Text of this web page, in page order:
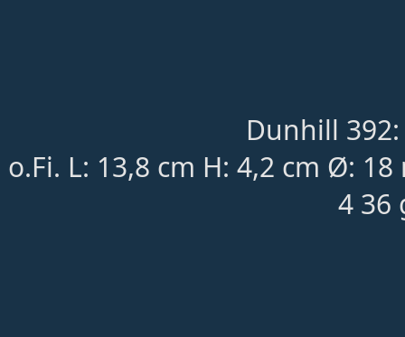
Dunhill
o.Fi. L: 13,8 cm H: 4,2 cm Ø:
4 36